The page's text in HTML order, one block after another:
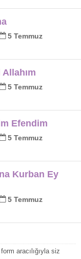
5 Temmuz
5 Temmuz
Efendim
5 Temmuz
Kurban Ey
5 Temmuz
aracılığıyla siz